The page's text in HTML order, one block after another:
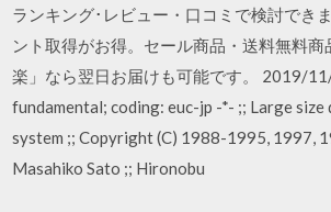
ランキング･レビュー・口コミで検討でき
ント取得がお得。セール商品・送料無料商
楽」なら翌日お届けも可能です。 2019/
fundamental; coding: euc-jp -*- ;; Large
system ;; Copyright (C) 1988-1995, 1997,
Masahiko Sato ;; Hironobu